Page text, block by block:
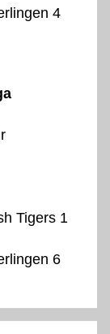
4
Tigers 1
6